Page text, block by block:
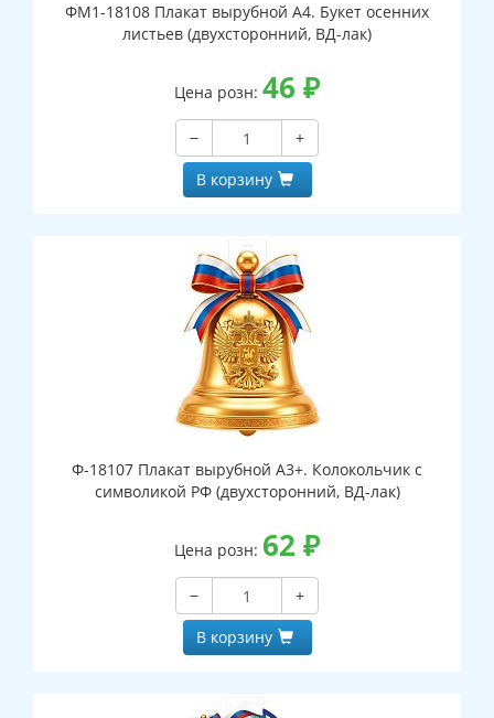
ФМ1-18108 Плакат вырубной А4. Букет осенних
листьев (двухсторонний, ВД-лак)
Цена розн: 46 ₽
−
+
В корзину
Ф-18107 Плакат вырубной А3+. Колокольчик с
символикой РФ (двухсторонний, ВД-лак)
Цена розн: 62 ₽
−
+
В корзину